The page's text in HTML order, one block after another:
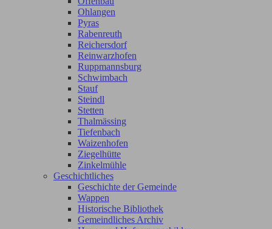
Ohlangen
Pyras
Rabenreuth
Reichersdorf
Reinwarzhofen
Ruppmannsburg
Schwimbach
Stauf
Steindl
Stetten
Thalmässing
Tiefenbach
Waizenhofen
Ziegelhütte
Zinkelmühle
Geschichtliches
Geschichte der Gemeinde
Wappen
Historische Bibliothek
Gemeindliches Archiv